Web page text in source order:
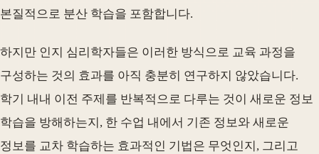
본질적으로 분산 학습을 포함합니다.
하지만 인지 심리학자들은 이러한 방식으로 교육 과정을
구성하는 것의 효과를 아직 충분히 연구하지 않았습니다.
학기 내내 이전 주제를 반복적으로 다루는 것이 새로운 정보
학습을 방해하는지, 한 수업 내에서 기존 정보와 새로운
정보를 교차 학습하는 효과적인 기법은 무엇인지, 그리고